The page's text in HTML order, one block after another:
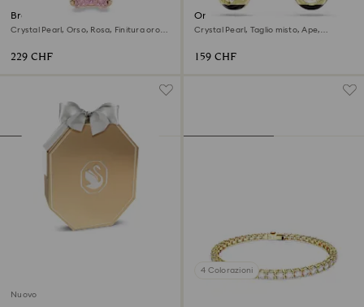
Braccialetto Teddy
Crystal Pearl, Orso, Rosa, Finitura oro
229 CHF
Orecchini pendenti Idyllia
Crystal Pearl, Taglio misto, Ape,
159 CHF
Nuovo
4 Colorazioni